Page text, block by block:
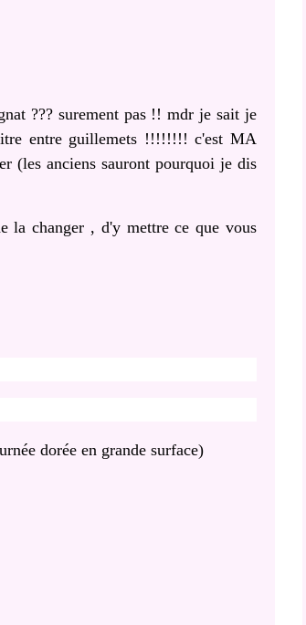
??? surement pas !! mdr je sait je
entre guillemets !!!!!!!! c'est MA
(les anciens sauront pourquoi je dis
la changer , d'y mettre ce que vous
dorée en grande surface)